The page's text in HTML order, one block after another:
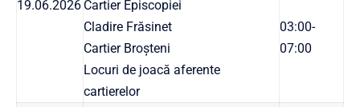
19.06.2026 Cartier Episcopiei
Cladire Frăsinet
Cartier Broșteni
Locuri de joacă aferente
cartierelor
03:00-
07:00